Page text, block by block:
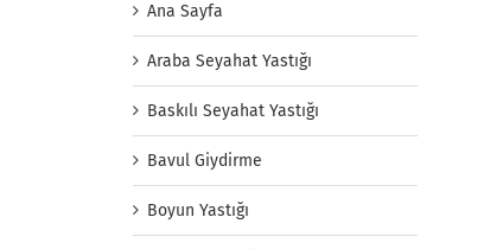
Ana Sayfa
Araba Seyahat Yastığı
Baskılı Seyahat Yastığı
Bavul Giydirme
Boyun Yastığı